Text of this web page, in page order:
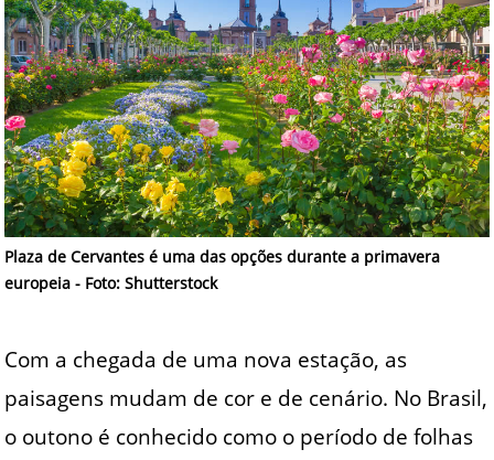
Plaza de Cervantes é uma das opções durante a primavera
europeia - Foto: Shutterstock
Com a chegada de uma nova estação, as
paisagens mudam de cor e de cenário. No Brasil,
o outono é conhecido como o período de folhas